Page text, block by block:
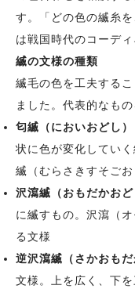
す。「どの色の縅糸
は戦国時代のコーディ
縅の文様の種類
縅毛の色を工夫する
ました。代表的なもの
匂縅（においおどし
状に色が変化してい
縅（むらさきすそご
沢瀉縅（おもだかお
に縅すもの。沢瀉（
る文様
逆沢瀉縅（さかおも
文様。上を広く、下